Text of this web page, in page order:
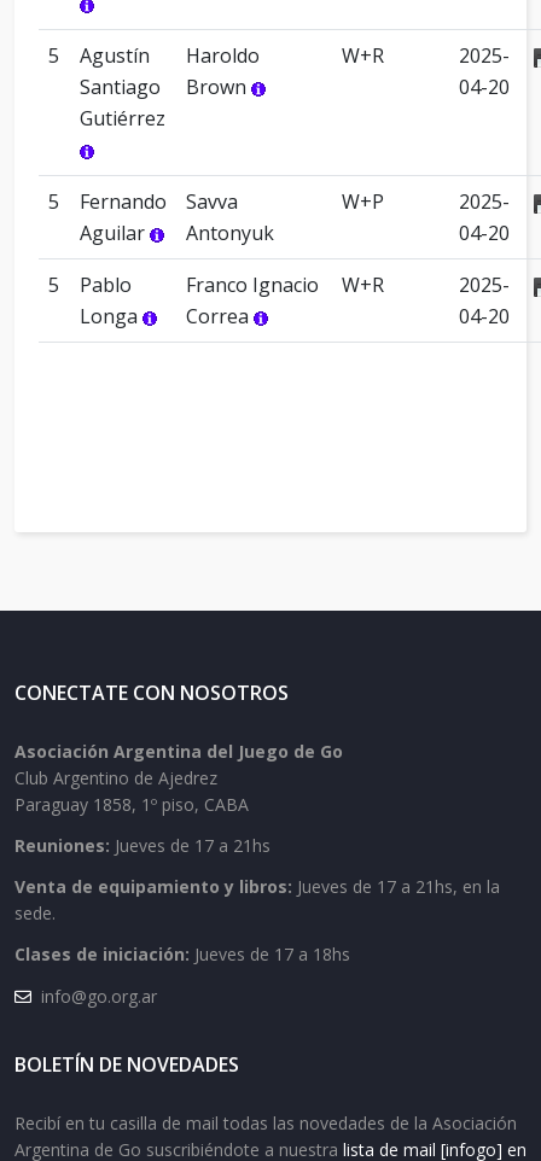
5
Agustín
Santiago
Gutiérrez
Haroldo
Brown
W+R
2025-
04-20
5
Fernando
Aguilar
Savva
Antonyuk
W+P
2025-
04-20
5
Pablo
Longa
Franco Ignacio
Correa
W+R
2025-
04-20
CONECTATE CON NOSOTROS
Asociación Argentina del Juego de Go
Club Argentino de Ajedrez
Paraguay 1858, 1º piso, CABA
Reuniones: Jueves de 17 a 21hs
Venta de equipamiento y libros: Jueves de 17 a 21hs, en la
sede.
Clases de iniciación: Jueves de 17 a 18hs
info@go.org.ar
BOLETÍN DE NOVEDADES
Recibí en tu casilla de mail todas las novedades de la Asociación
Argentina de Go suscribiéndote a nuestra lista de mail [infogo] en